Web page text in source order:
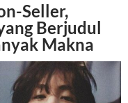
Seller,
Berjudul
Makna